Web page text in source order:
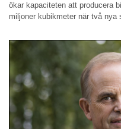
ökar kapaciteten att producera
miljoner kubikmeter när två nya